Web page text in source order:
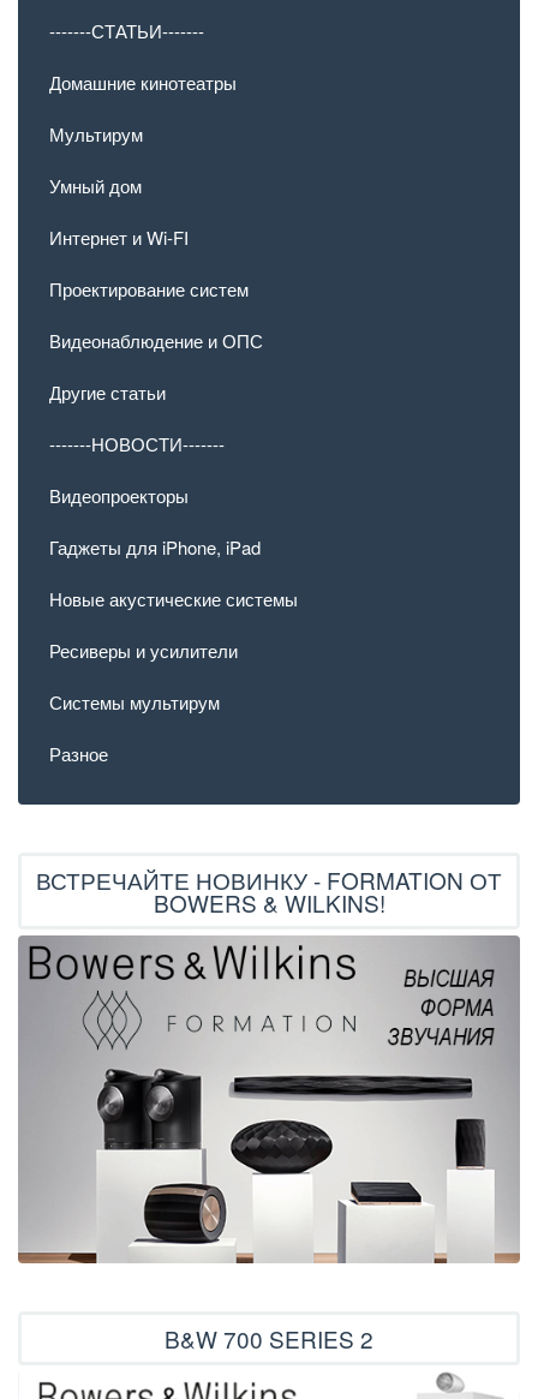
-------СТАТЬИ-------
Домашние кинотеатры
Мультирум
Умный дом
Интернет и Wi-FI
Проектирование систем
Видеонаблюдение и ОПС
Другие статьи
-------НОВОСТИ-------
Видеопроекторы
Гаджеты для iPhone, iPad
Новые акустические системы
Ресиверы и усилители
Системы мультирум
Разное
ВСТРЕЧАЙТЕ НОВИНКУ - FORMATION ОТ
BOWERS & WILKINS!
B&W 700 SERIES 2